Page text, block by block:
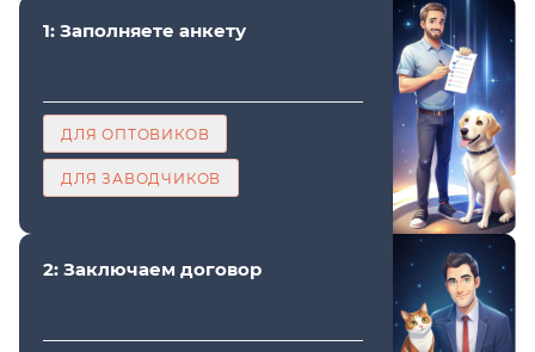
1: Заполняете анкету
ДЛЯ ОПТОВИКОВ
ДЛЯ ЗАВОДЧИКОВ
2: Заключаем договор